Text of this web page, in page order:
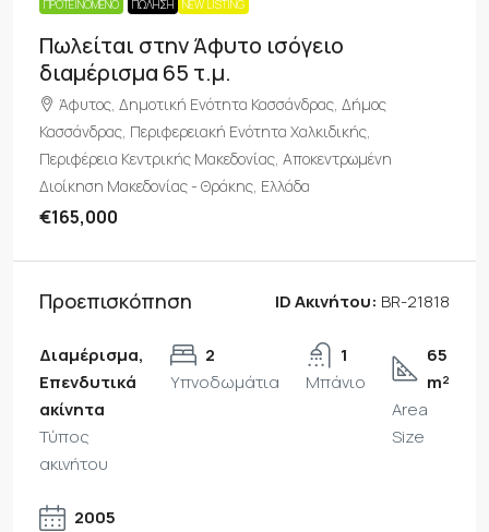
ΠΡΟΤΕΙΝΌΜΕΝΟ ΠΏΛΗΣΗ NEW LISTING
Πωλείται στην Άφυτο ισόγειο
διαμέρισμα 65 τ.μ.
Άφυτος, Δημοτική Ενότητα Κασσάνδρας, Δήμος
Κασσάνδρας, Περιφερειακή Ενότητα Χαλκιδικής,
Περιφέρεια Κεντρικής Μακεδονίας, Αποκεντρωμένη
Διοίκηση Μακεδονίας - Θράκης, Ελλάδα
€165,000
Προεπισκόπηση ID Ακινήτου: BR-21818
Διαμέρισμα,
Επενδυτικά
ακίνητα
Τύπος
ακινήτου
2
Υπνοδωμάτια
1
Μπάνιο
65
m²
Area
Size
2005